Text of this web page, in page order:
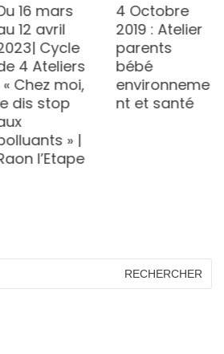
16 mars
12 avril
Cycle
4 Ateliers
« Chez moi,
dis stop
» |
l’Etape
4 Octobre
2019 : Atelier
parents
bébé
environneme
nt et santé